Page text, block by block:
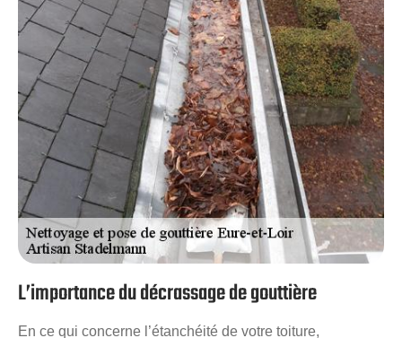
gouttière. Afin d’assurer la longévité de votre toiture, nous
vous offriront un nettoyage de gouttière fait dans les
règles de l’art.
L’importance du décrassage de gouttière
En ce qui concerne l’étanchéité de votre toiture,